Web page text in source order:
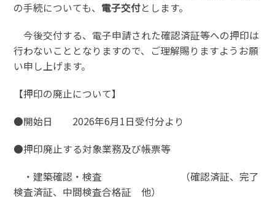
の手続についても、 電子交付とします。
今後交付する、電子申請された確認済証等への押印は
行わないこととなりますので、ご理解賜りますようお願
い申し上げます。
【押印の廃止について】
●開始日 2026年6月1日受付分より
●押印廃止する対象業務及び帳票等
・建築確認・検査 （確認済証、完了
検査済証、中間検査合格証 他）